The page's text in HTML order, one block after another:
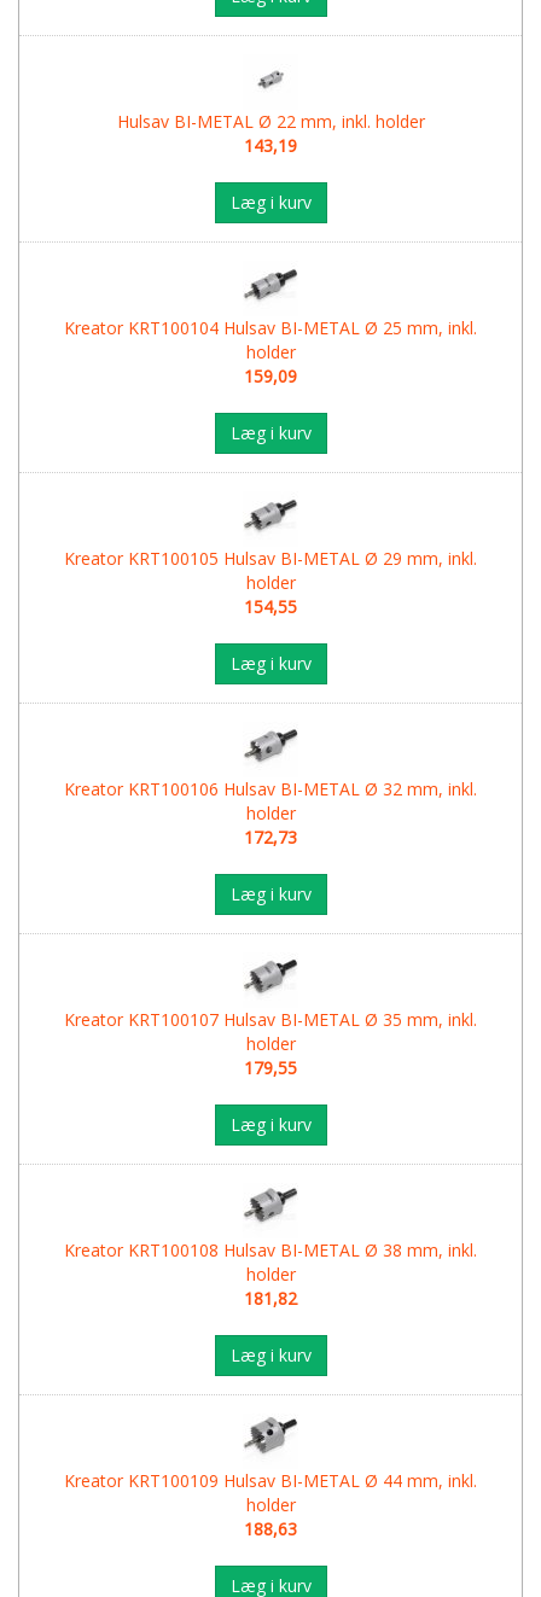
Hulsav BI-METAL Ø 22 mm, inkl. holder
143,19
Læg i kurv
Kreator KRT100104 Hulsav BI-METAL Ø 25 mm, inkl.
holder
159,09
Læg i kurv
Kreator KRT100105 Hulsav BI-METAL Ø 29 mm, inkl.
holder
154,55
Læg i kurv
Kreator KRT100106 Hulsav BI-METAL Ø 32 mm, inkl.
holder
172,73
Læg i kurv
Kreator KRT100107 Hulsav BI-METAL Ø 35 mm, inkl.
holder
179,55
Læg i kurv
Kreator KRT100108 Hulsav BI-METAL Ø 38 mm, inkl.
holder
181,82
Læg i kurv
Kreator KRT100109 Hulsav BI-METAL Ø 44 mm, inkl.
holder
188,63
Læg i kurv